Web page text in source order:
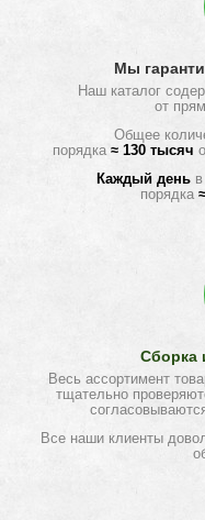
Мы
Наш каталог
от
Общее
порядка≈ 130 тысяч
Каждый деньв
порядка
Сборка
Весь ассортимент
тщательно
Все наши клиенты